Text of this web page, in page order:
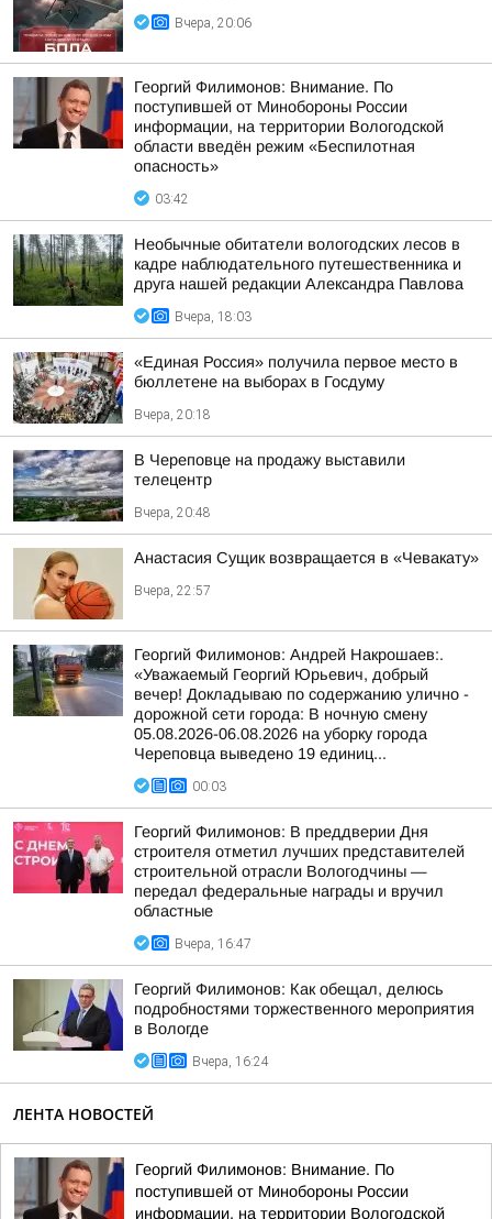
Вчера, 20:06
Георгий Филимонов: Внимание. По
поступившей от Минобороны России
информации, на территории Вологодской
области введён режим «Беспилотная
опасность»
03:42
Необычные обитатели вологодских лесов в
кадре наблюдательного путешественника и
друга нашей редакции Александра Павлова
Вчера, 18:03
«Единая Россия» получила первое место в
бюллетене на выборах в Госдуму
Вчера, 20:18
В Череповце на продажу выставили
телецентр
Вчера, 20:48
Анастасия Сущик возвращается в «Чевакату»
Вчера, 22:57
Георгий Филимонов: Андрей Накрошаев:.
«Уважаемый Георгий Юрьевич, добрый
вечер! Докладываю по содержанию улично -
дорожной сети города: В ночную смену
05.08.2026-06.08.2026 на уборку города
Череповца выведено 19 единиц...
00:03
Георгий Филимонов: В преддверии Дня
строителя отметил лучших представителей
строительной отрасли Вологодчины —
передал федеральные награды и вручил
областные
Вчера, 16:47
Георгий Филимонов: Как обещал, делюсь
подробностями торжественного мероприятия
в Вологде
Вчера, 16:24
ЛЕНТА НОВОСТЕЙ
Георгий Филимонов: Внимание. По
поступившей от Минобороны России
информации, на территории Вологодской